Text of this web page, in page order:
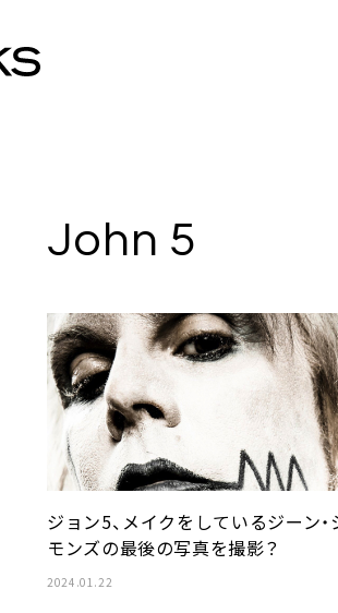
John 5
ジョン5、メイクをしているジーン・
モンズの最後の写真を撮影？
2024.01.22